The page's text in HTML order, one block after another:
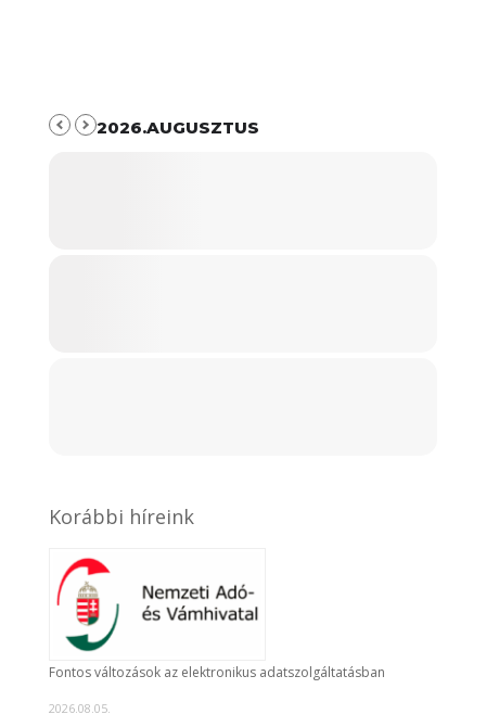
2026.AUGUSZTUS
Korábbi híreink
Fontos változások az elektronikus adatszolgáltatásban
2026.08.05.